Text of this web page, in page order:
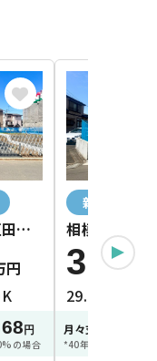
名2
円
円
の場合
新築一戸建
相模原市中
号棟
3,140
29.05坪
月々支払例：
*40年ローン / 金利